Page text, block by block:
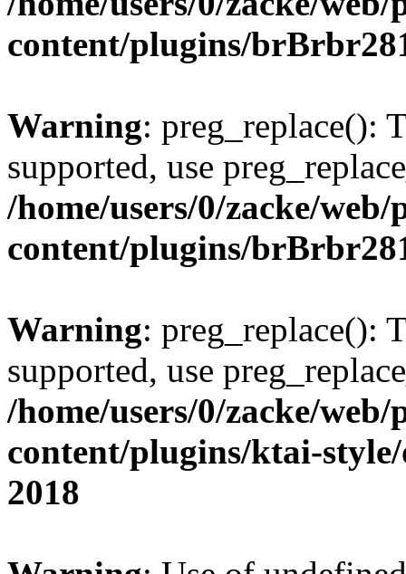
content/plugins/
Warning: preg_replace():
supported, use
/home/users/0/zacke/
content/plugins/
Warning: preg_replace():
supported, use
/home/users/0/zacke/
content/plugins/ktai-
2018